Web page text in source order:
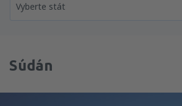
Vyberte stát
Súdán